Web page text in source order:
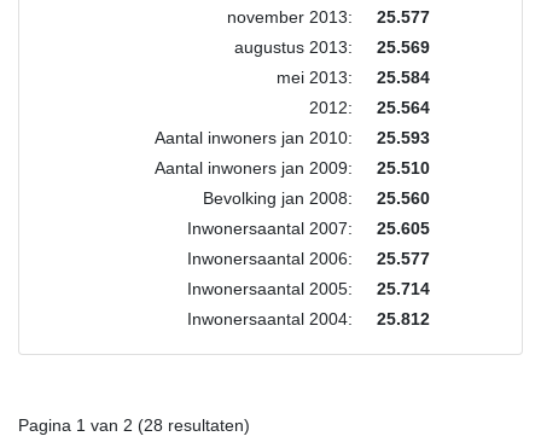
november 2013:
25.577
augustus 2013:
25.569
mei 2013:
25.584
2012:
25.564
Aantal inwoners jan 2010:
25.593
Aantal inwoners jan 2009:
25.510
Bevolking jan 2008:
25.560
Inwonersaantal 2007:
25.605
Inwonersaantal 2006:
25.577
Inwonersaantal 2005:
25.714
Inwonersaantal 2004:
25.812
Pagina 1 van 2 (28 resultaten)